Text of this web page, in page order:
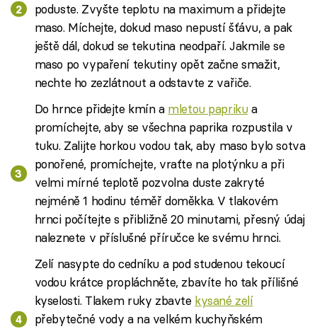
poduste. Zvyšte teplotu na maximum a přidejte
maso. Míchejte, dokud maso nepustí šťávu, a pak
ještě dál, dokud se tekutina neodpaří. Jakmile se
maso po vypaření tekutiny opět začne smažit,
nechte ho zezlátnout a odstavte z vařiče.
Do hrnce přidejte kmín a mletou paprikua
promíchejte, aby se všechna paprika rozpustila v
tuku. Zalijte horkou vodou tak, aby maso bylo sotva
ponořené, promíchejte, vraťte na plotýnku a při
velmi mírné teplotě pozvolna duste zakryté
nejméně 1 hodinu téměř doměkka. V tlakovém
hrnci počítejte s přibližně 20 minutami, přesný údaj
naleznete v příslušné příručce ke svému hrnci.
Zelí nasypte do cedníku a pod studenou tekoucí
vodou krátce propláchněte, zbavíte ho tak přílišné
kyselosti. Tlakem ruky zbavte kysané zelí
přebytečné vody a na velkém kuchyňském